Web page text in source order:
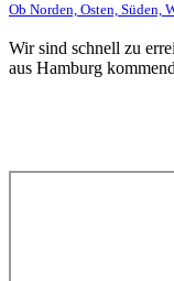
Ob Norden, Osten, Süden,
Wir sind schnell zu
aus Hamburg